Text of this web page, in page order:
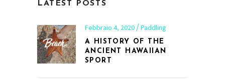
LATEST POSTS
Febbraio 4, 2020 Paddling
A HISTORY OF THE
ANCIENT HAWAIIAN
SPORT